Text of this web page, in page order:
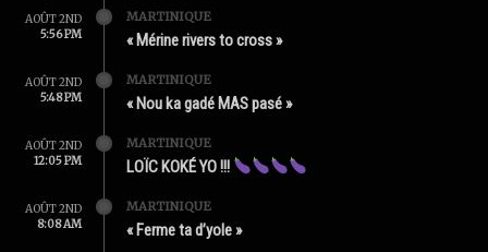
AOÛT 2ND
5:56 PM
MARTINIQUE
« Mérine rivers to cross »
AOÛT 2ND
5:48 PM
MARTINIQUE
« Nou ka gadé MAS pasé »
AOÛT 2ND
12:05 PM
MARTINIQUE
LOÏC KOKÉ YO !!!
AOÛT 2ND
8:08 AM
MARTINIQUE
« Ferme ta d’yole »